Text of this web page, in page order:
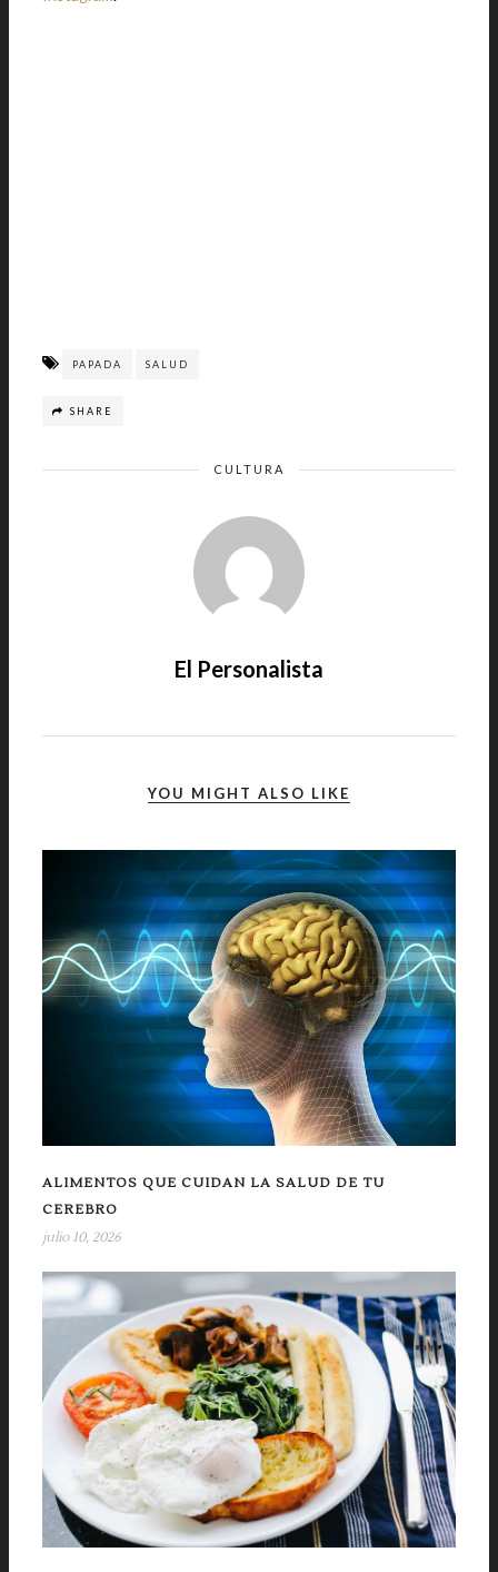
PAPADA SALUD
SHARE
CULTURA
El Personalista
YOU MIGHT ALSO LIKE
ALIMENTOS QUE CUIDAN LA SALUD DE TU
CEREBRO
julio 10, 2026